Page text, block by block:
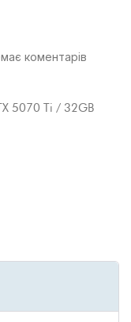
коментарів
5070 Ti / 32GB